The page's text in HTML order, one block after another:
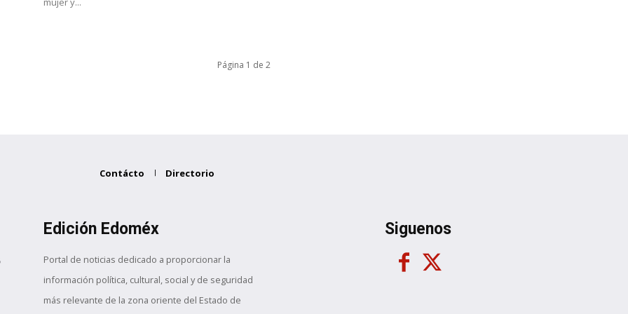
Página 1 de 2
Contácto Directorio
Edición Edoméx
Portal de noticias dedicado a proporcionar la
información política, cultural, social y de seguridad
más relevante de la zona oriente del Estado de
Siguenos